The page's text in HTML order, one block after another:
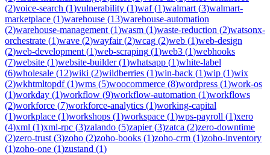
(2)voice-search (1)vulnerability (1)waf(1)walmart (3)walmart-
marketplace (1)warehouse (13)warehouse-automation
(2)warehouse-management (1)wasm (1)waste-reduction (2)watsonx-
orchestrate (1)wave (2)wayfair(2)wcag (2)web (1)web-design
(2)web-development (1)web-scraping (1)web3 (1)webhooks
(7)website (1)website-builder(1)whatsapp (1)white-label
(6)wholesale (12)wiki (2)wildberries (1)win-back (1)wip (1)wix
(2)wkhtmltopdf(1)wms (5)woocommerce (8)wordpress (1)work-os
(1)workday (1)workflow (9)workflow-automation (1)workflows
(2)workforce (7)workforce-analytics (1)working-capital
(1)workplace (1)workshops (1)workspace (1)wps-payroll (1)xero
(4)xml (1)xml-rpc (3)zalando (5)zapier(3)zatca (2)zero-downtime
(2)zero-trust (3)zoho (2)zoho-books (1)zoho-crm (1)zoho-inventory
(1)zoho-one (1)zustand (1)